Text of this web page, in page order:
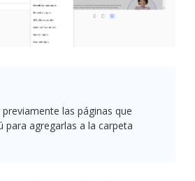
las páginas que
para agregarlas a la carpeta